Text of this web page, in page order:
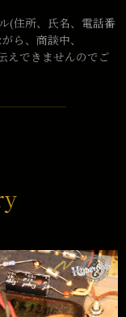
(住所、氏名、電話番
ら、商談中、
えできませんのでご